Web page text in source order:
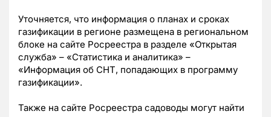
Уточняется, что информация о планах и сроках
газификации в регионе размещена в региональном
блоке на сайте Росреестра в разделе «Открытая
служба» – «Статистика и аналитика» –
«Информация об СНТ, попадающих в программу
газификации».
Также на сайте Росреестра садоводы могут найти